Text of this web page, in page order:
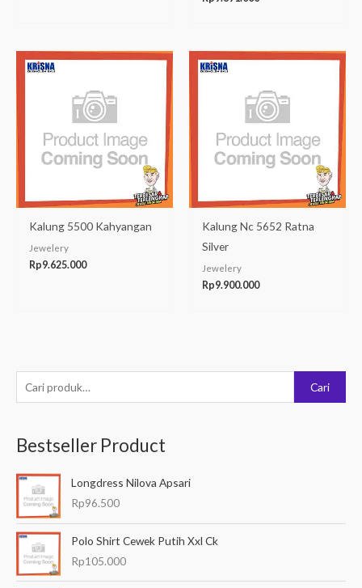
e
c
a
u
Cari
Bestseller Product
Longdress Nilova Apsari
Rp96.500
Polo Shirt Cewek Putih Xxl Ck
Rp105.000
Kalung 5500 Kahyangan
Jewelery
Rp9.625.000
Kalung Nc 5652 Ratna
Silver
Jewelery
Rp9.900.000